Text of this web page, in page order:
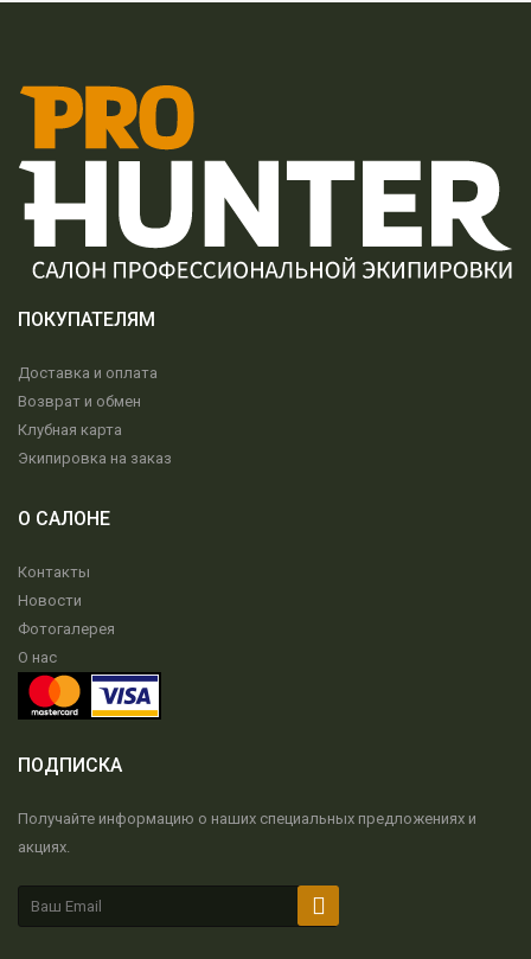
ПОКУПАТЕЛЯМ
Доставка и оплата
Возврат и обмен
Клубная карта
Экипировка на заказ
О САЛОНЕ
Контакты
Новости
Фотогалерея
О нас
ПОДПИСКА
Получайте информацию о наших специальных предложениях и
акциях.